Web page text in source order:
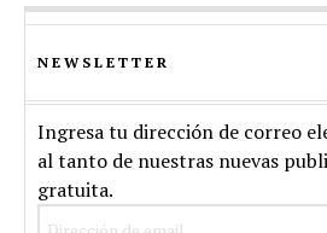
NEWSLETTER
Ingresa tu dirección de correo
al tanto de nuestras nuevas
gratuita.